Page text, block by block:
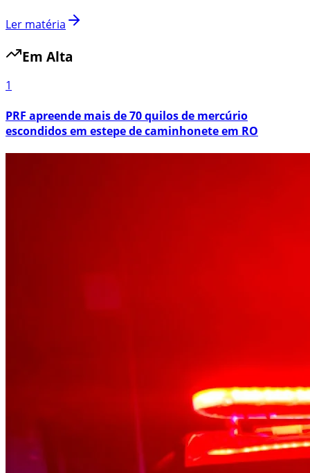
Ler matéria
Em Alta
1
PRF apreende mais de 70 quilos de mercúrio
escondidos em estepe de caminhonete em RO